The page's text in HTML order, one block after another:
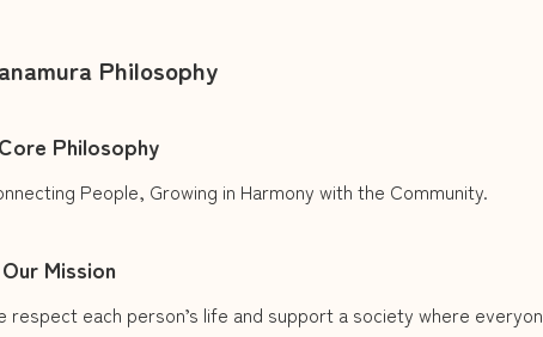
Philosophy
Philosophy
People, Growing in Harmony with the Community.
Mission
respect each person’s life and support a society where